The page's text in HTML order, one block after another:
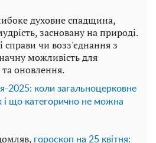
духовне спадщина,
засновану на природі.
чи возз'єднання з
можливість для
оновлення.
2025: коли загальноцерковне
і що категорично не можна
гороскоп на 25 квітня: